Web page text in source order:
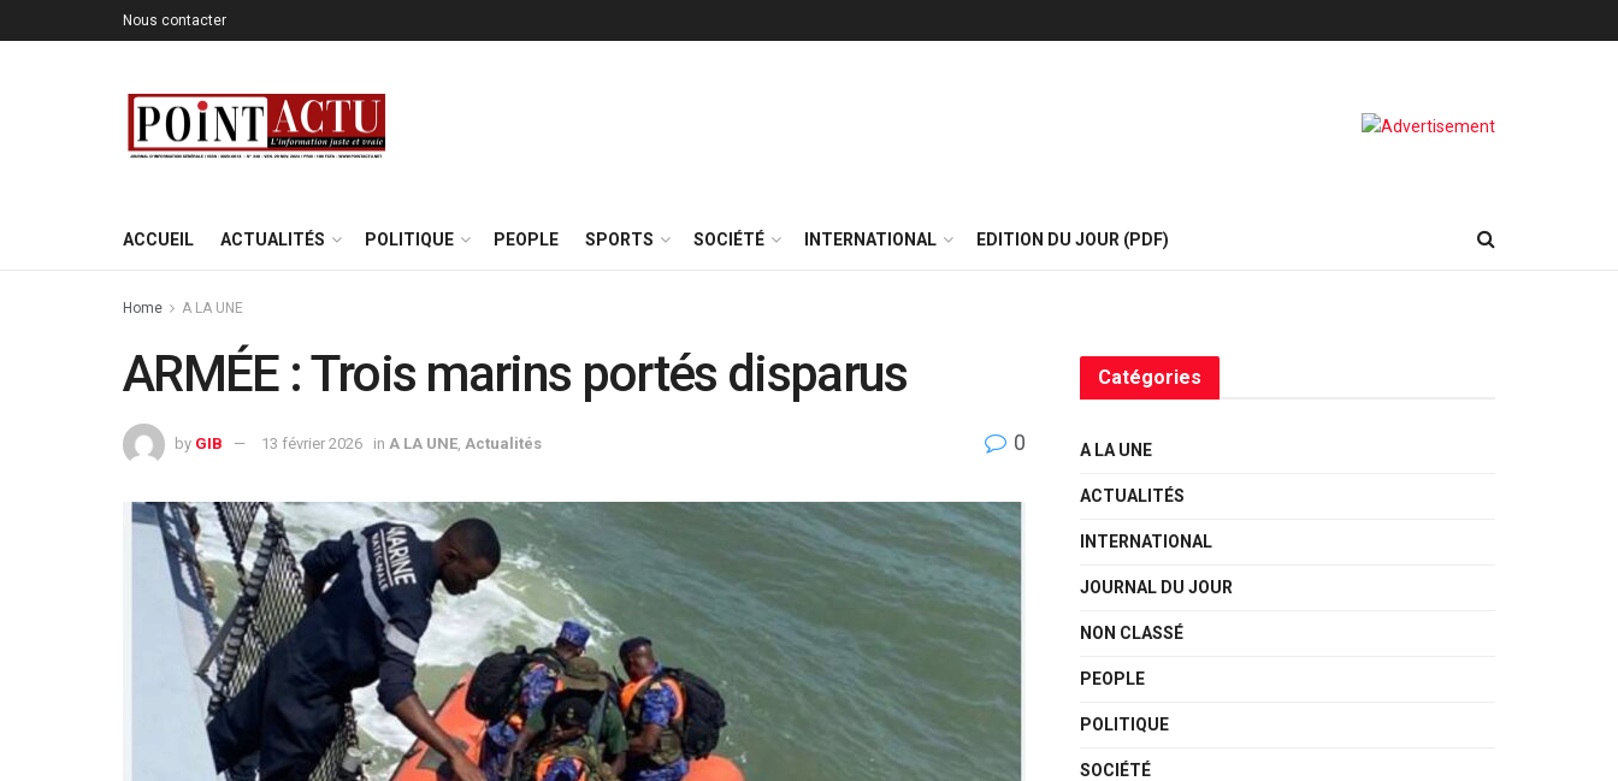
Nous contacter
ACCUEIL ACTUALITÉS POLITIQUE PEOPLE SPORTS SOCIÉTÉ INTERNATIONAL EDITION DU JOUR (PDF)
Home A LA UNE
ARMÉE : Trois marins portés disparus
by GIB 13 février 2026 in A LA UNE Actualités 0
Catégories
A LA UNE
ACTUALITÉS
INTERNATIONAL
JOURNAL DU JOUR
NON CLASSÉ
PEOPLE
POLITIQUE
SOCIÉTÉ